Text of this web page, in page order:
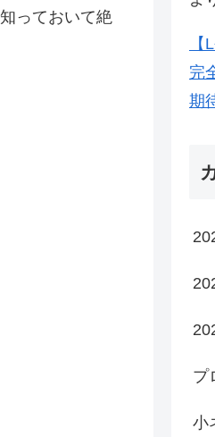
っておいて絶
完
期
プ
小